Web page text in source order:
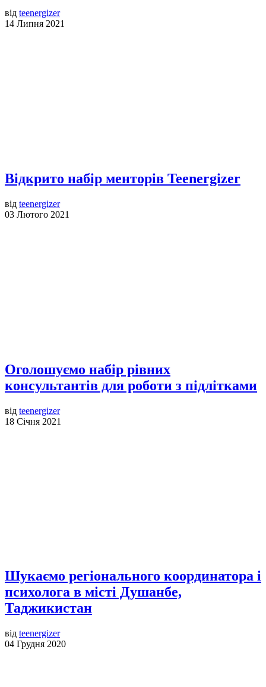
від teenergizer
14 Липня 2021
Відкрито набір менторів Teenergizer
від teenergizer
03 Лютого 2021
Оголошуємо набір рівних
консультантів для роботи з підлітками
від teenergizer
18 Січня 2021
Шукаємо регіонального координатора і
психолога в місті Душанбе,
Таджикистан
від teenergizer
04 Грудня 2020